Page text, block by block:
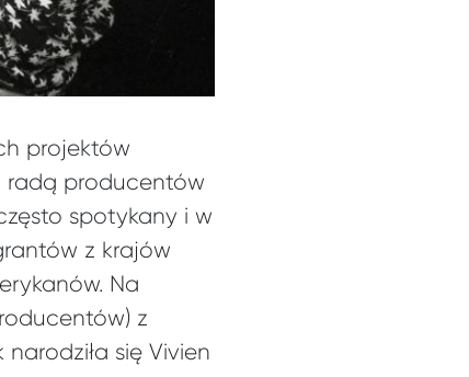
projektów
radą producentów
spotykany i w
z krajów
Na
z
się Vivien